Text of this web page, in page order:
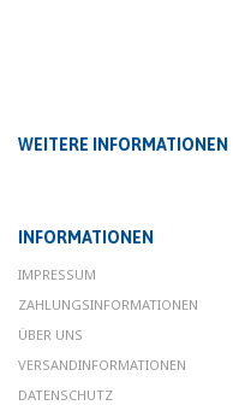
WEITERE INFORMATIONEN
INFORMATIONEN
IMPRESSUM
ZAHLUNGSINFORMATIONEN
ÜBER UNS
VERSANDINFORMATIONEN
DATENSCHUTZ